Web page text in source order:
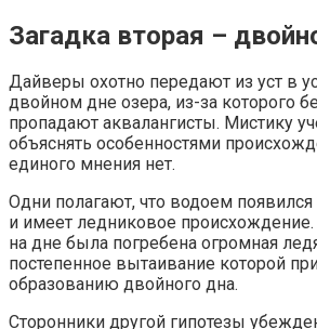
Загадка вторая –
Дайверы охотно передают из уст в
двойном дне озера, из-за которого
пропадают аквалангисты. Мистику
объяснять особенностями
единого мнения нет.
Одни полагают, что водоем появился
и имеет ледниковое происхождение.
на дне была погребена огромная
постепенное вытаивание которой
образованию двойного дна.
Сторонники другой гипотезы